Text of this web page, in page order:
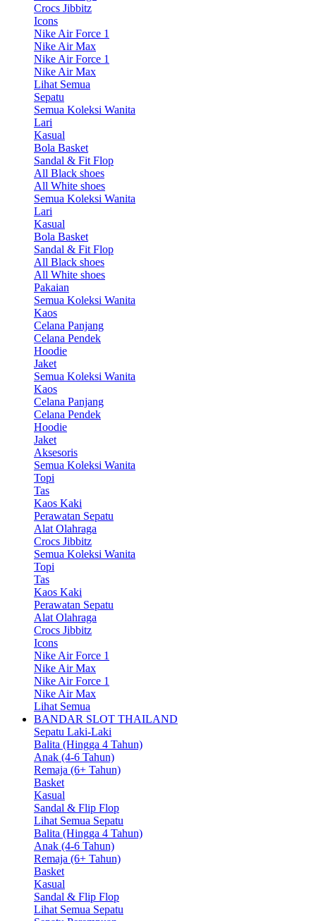
Crocs Jibbitz
Icons
Nike Air Force 1
Nike Air Max
Nike Air Force 1
Nike Air Max
Lihat Semua
Sepatu
Semua Koleksi Wanita
Lari
Kasual
Bola Basket
Sandal & Fit Flop
All Black shoes
All White shoes
Semua Koleksi Wanita
Lari
Kasual
Bola Basket
Sandal & Fit Flop
All Black shoes
All White shoes
Pakaian
Semua Koleksi Wanita
Kaos
Celana Panjang
Celana Pendek
Hoodie
Jaket
Semua Koleksi Wanita
Kaos
Celana Panjang
Celana Pendek
Hoodie
Jaket
Aksesoris
Semua Koleksi Wanita
Topi
Tas
Kaos Kaki
Perawatan Sepatu
Alat Olahraga
Crocs Jibbitz
Semua Koleksi Wanita
Topi
Tas
Kaos Kaki
Perawatan Sepatu
Alat Olahraga
Crocs Jibbitz
Icons
Nike Air Force 1
Nike Air Max
Nike Air Force 1
Nike Air Max
Lihat Semua
BANDAR SLOT THAILAND
Sepatu Laki-Laki
Balita (Hingga 4 Tahun)
Anak (4-6 Tahun)
Remaja (6+ Tahun)
Basket
Kasual
Sandal & Flip Flop
Lihat Semua Sepatu
Balita (Hingga 4 Tahun)
Anak (4-6 Tahun)
Remaja (6+ Tahun)
Basket
Kasual
Sandal & Flip Flop
Lihat Semua Sepatu